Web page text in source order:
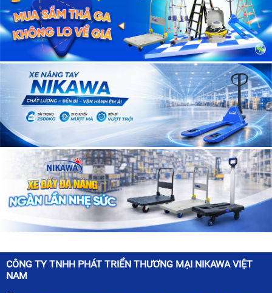
CÔNG TY TNHH PHÁT TRIỂN THƯƠNG MẠI NIKAWA VIỆT
NAM